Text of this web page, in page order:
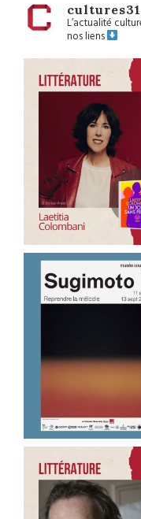
cultures31
L’actualité
nos liens